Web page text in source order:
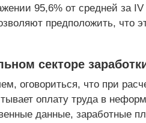
95,6% от средней за
предположить, что
секторе
оговориться, что при
оплату труда в
данные, заработные